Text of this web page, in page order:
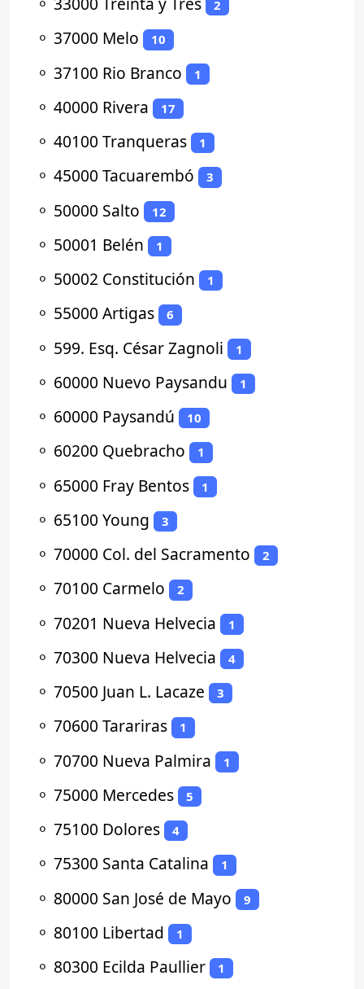
2
⚬ 37000 Melo 10
⚬ 37100 Rio Branco 1
⚬ 40000 Rivera 17
⚬ 40100 Tranqueras 1
⚬ 45000 Tacuarembó 3
⚬ 50000 Salto 12
⚬ 50001 Belén 1
⚬ 50002 Constitución 1
⚬ 55000 Artigas 6
⚬ 599. Esq. César Zagnoli 1
⚬ 60000 Nuevo Paysandu 1
⚬ 60000 Paysandú 10
⚬ 60200 Quebracho 1
⚬ 65000 Fray Bentos 1
⚬ 65100 Young 3
⚬ 70000 Col. del Sacramento 2
⚬ 70100 Carmelo 2
⚬ 70201 Nueva Helvecia 1
⚬ 70300 Nueva Helvecia 4
⚬ 70500 Juan L. Lacaze 3
⚬ 70600 Tarariras 1
⚬ 70700 Nueva Palmira 1
⚬ 75000 Mercedes 5
⚬ 75100 Dolores 4
⚬ 75300 Santa Catalina 1
⚬ 80000 San José de Mayo 9
⚬ 80100 Libertad 1
⚬ 80300 Ecilda Paullier 1